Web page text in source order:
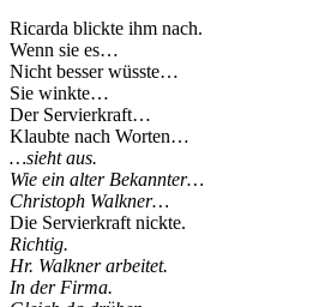
Ricarda blickte ihm nach.
Wenn sie es…
Nicht besser wüsste…
Sie winkte…
Der Servierkraft…
Klaubte nach Worten…
…sieht aus.
Wie ein alter Bekannter…
Christoph Walkner…
Die Servierkraft nickte.
Richtig.
Hr. Walkner arbeitet.
In der Firma.